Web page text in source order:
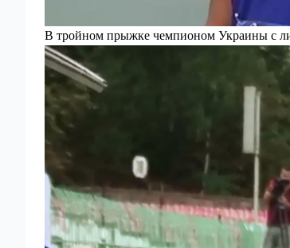
В тройном прыжке чемпионом Украины с